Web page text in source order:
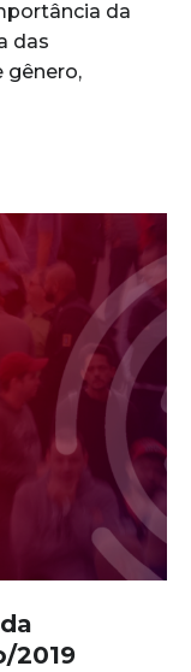
da
das
gênero,
2019